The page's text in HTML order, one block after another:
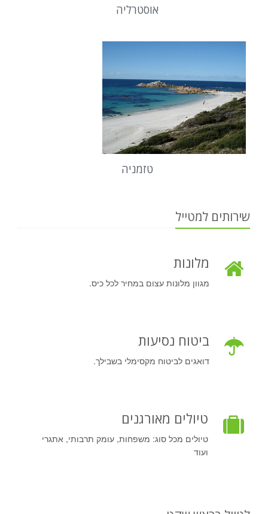
אוסטרליה
טזמניה
שירותים למטייל
מלונות
מגוון מלונות עצום במחיר לכל כיס.
ביטוח נסיעות
דואגים לביטוח מקסימלי בשבילך.
טיולים מאורגנים
טיולים מכל סוג: משפחות, עומק תרבותי, אתגרי
ועוד